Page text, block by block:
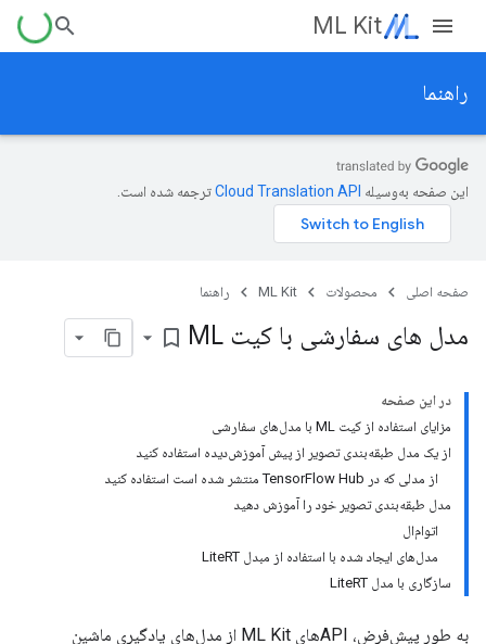
ML Kit
راهنما
این صفحه به‌وسیله ترجمه شده است.
صفحه اصلی محصولات ML Kit راهنما
مدل های سفارشی با کیت ML bookmark_border
در این صفحه
مزایای استفاده از کیت ML با مدل‌های سفارشی
از یک مدل طبقه‌بندی تصویر از پیش آموزش‌دیده استفاده کنید
از مدلی که در TensorFlow Hub منتشر شده است استفاده کنید
مدل طبقه‌بندی تصویر خود را آموزش دهید
اتوام‌ال
مدل‌های ایجاد شده با استفاده از مبدل LiteRT
سازگاری با مدل LiteRT
به طور پیش‌فرض، APIهای ML Kit از مدل‌های یادگیری ماشین